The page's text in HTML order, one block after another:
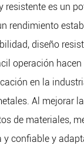
resistente es un
rendimiento
diseño
operación
en la
Al mejorar
de materiales,
y confiable y